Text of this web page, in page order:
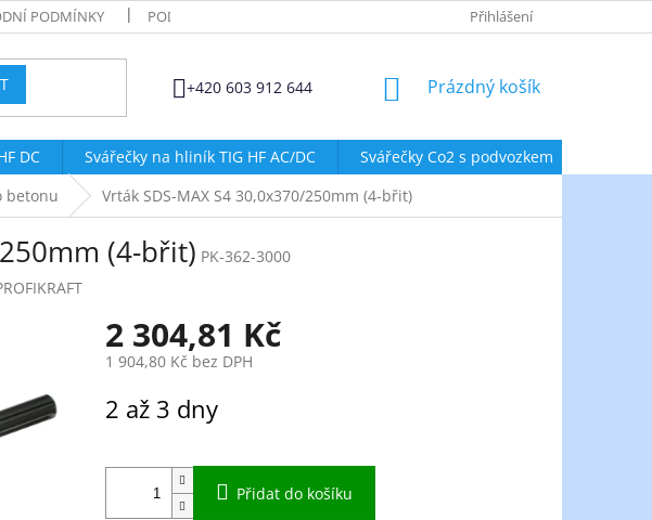
PODMÍNKY PODMÍNKY OCHRANY OSOBNÍCH ÚDAJŮ ZÁSADY POUŽÍVÁNÍ
Přihlášení
+420 603 912 644
NÁKUPNÍ
Prázdný košík
DC Svářečky na hliník TIG HF AC/DC Svářečky Co2 s podvozkem
betonu Vrták SDS-MAX S4 30,0x370/250mm (4-břit)
(4-břit) PK-362-3000
2 304,81 Kč
1 904,80 Kč bez DPH
cena:
2 až 3 dny
Přidat do košíku